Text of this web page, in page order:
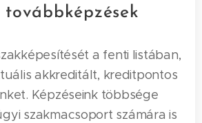
a fenti listában,
akkreditált, kreditpontos
Képzéseink többsége
szakmacsoport számára is